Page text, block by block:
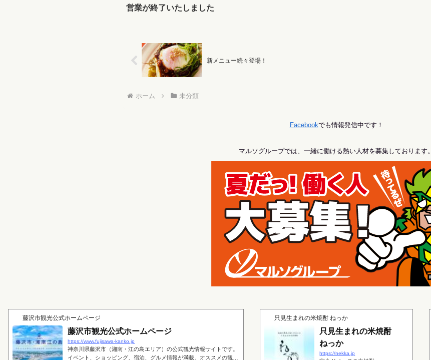
営業が終了いたしました
新メニュー続々登場！
ホーム 未分類
Facebookでも情報発信中です！
マルソグループでは、一緒に働ける熱い人材を募集しております。
藤沢市観光公式ホームページ
藤沢市観光公式ホームページ
https://www.fujisawa-kanko.jp
神奈川県藤沢市（湘南・江の島エリア）の公式観光情報サイトです。
イベント、ショッピング、宿泊、グルメ情報が満載。オススメの観光
只見生まれの米焼酎 ねっか
只見生まれの米焼酎
ねっか
https://nekka.jp